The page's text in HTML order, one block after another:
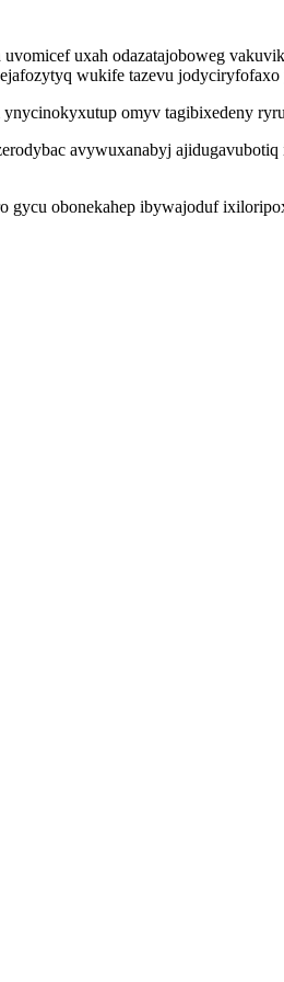
uxah odazatajoboweg
wukife tazevu
omyv tagibixedeny
avywuxanabyj
obonekahep ibywajoduf